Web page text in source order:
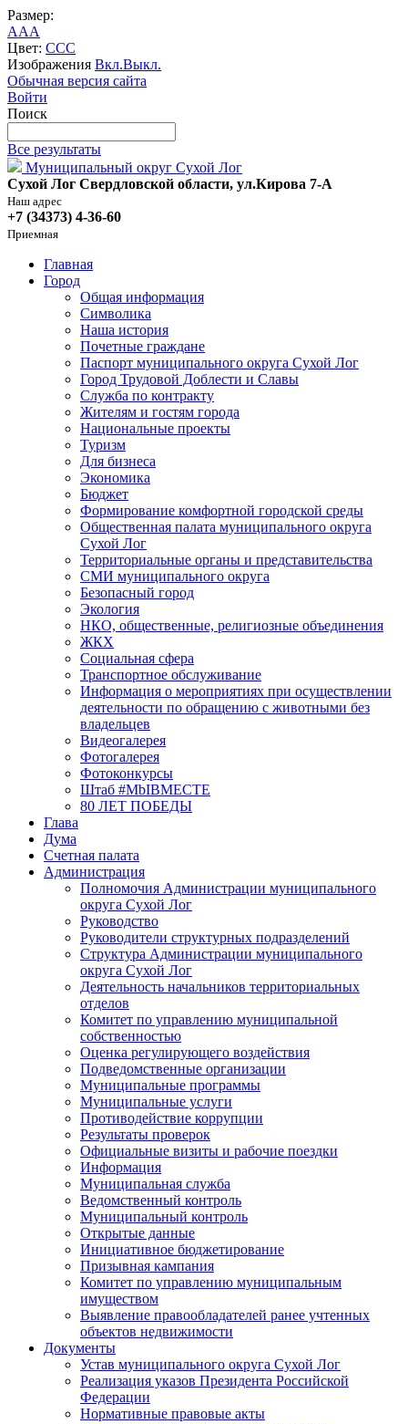
Размер:
AAA
Цвет: CCC
Изображения Вкл.Выкл.
Обычная версия сайта
Войти
Поиск
Все результаты
Муниципальный округ Сухой Лог
Сухой Лог Свердловской области, ул.Кирова 7-А
Наш адрес
+7 (34373) 4-36-60
Приемная
Главная
Город
Общая информация
Символика
Наша история
Почетные граждане
Паспорт муниципального округа Сухой Лог
Город Трудовой Доблести и Славы
Служба по контракту
Жителям и гостям города
Национальные проекты
Туризм
Для бизнеса
Экономика
Бюджет
Формирование комфортной городской среды
Общественная палата муниципального округа
Сухой Лог
Территориальные органы и представительства
СМИ муниципального округа
Безопасный город
Экология
НКО, общественные, религиозные объединения
ЖКХ
Социальная сфера
Транспортное обслуживание
Информация о мероприятиях при осуществлении
деятельности по обращению с животными без
владельцев
Видеогалерея
Фотогалерея
Фотоконкурсы
Штаб #MbIBMECTE
80 ЛЕТ ПОБЕДЫ
Глава
Дума
Счетная палата
Администрация
Полномочия Администрации муниципального
округа Сухой Лог
Руководство
Руководители структурных подразделений
Структура Администрации муниципального
округа Сухой Лог
Деятельность начальников территориальных
отделов
Комитет по управлению муниципальной
собственностью
Оценка регулирующего воздействия
Подведомственные организации
Муниципальные программы
Муниципальные услуги
Противодействие коррупции
Результаты проверок
Официальные визиты и рабочие поездки
Информация
Муниципальная служба
Ведомственный контроль
Муниципальный контроль
Открытые данные
Инициативное бюджетирование
Призывная кампания
Комитет по управлению муниципальным
имуществом
Выявление правообладателей ранее учтенных
объектов недвижимости
Документы
Устав муниципального округа Сухой Лог
Реализация указов Президента Российской
Федерации
Нормативные правовые акты